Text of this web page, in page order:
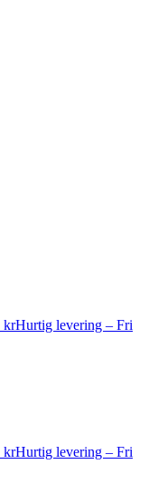
Hurtig levering – Fri
Hurtig levering – Fri